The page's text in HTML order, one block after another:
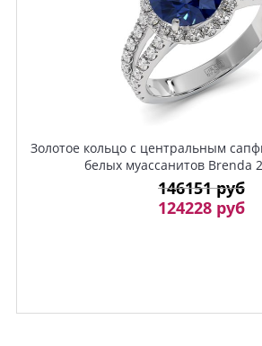
Золотое кольцо с центральным
белых муассанитов Brenda
146151 руб
124228 руб